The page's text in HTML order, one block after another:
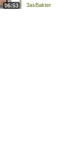
06:53 3asBakter